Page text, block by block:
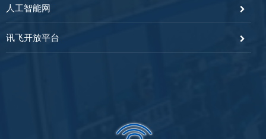
人工智能网
讯飞开放平台